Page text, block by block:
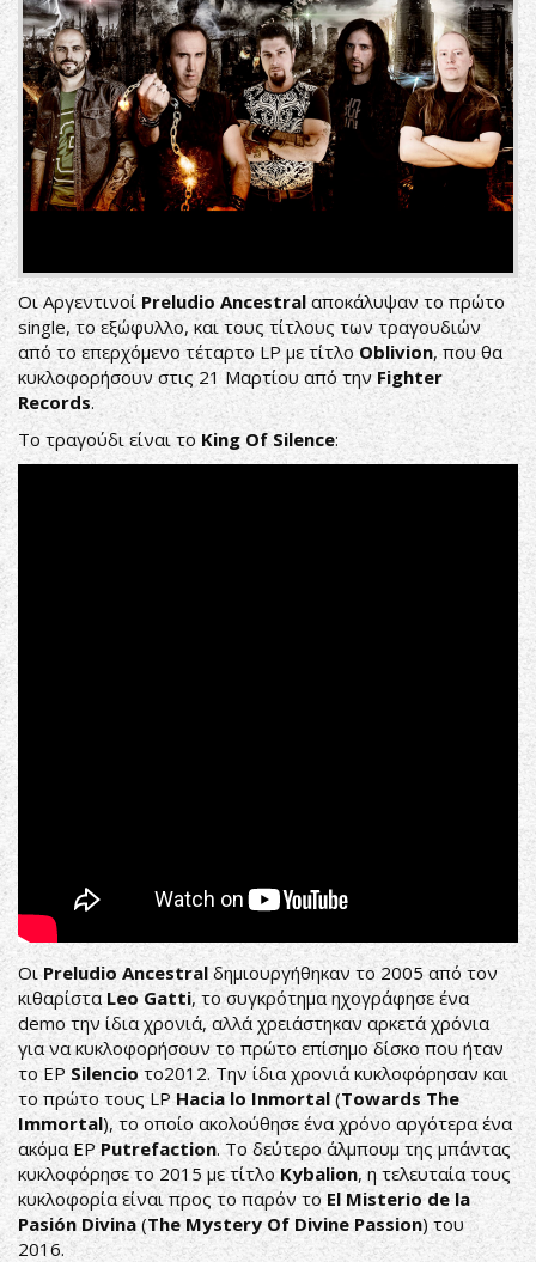
Οι ΑργεντινοίPreludio Ancestralαποκάλυψαν το πρώτο
single, το εξώφυλλο, και τους τίτλους των τραγουδιών
από το επερχόμενο τέταρτο LP με τίτλο Oblivion, που θα
κυκλοφορήσουν στις 21 Μαρτίου από τηνFighter
Records.
Το τραγούδι είναι το King Of Silence:
ΟιPreludio Ancestralδημιουργήθηκαν το 2005 από τον
κιθαρίστα Leo Gatti, το συγκρότημα ηχογράφησε ένα
demo την ίδια χρονιά, αλλά χρειάστηκαν αρκετά χρόνια
για να κυκλοφορήσουν το πρώτο επίσημο δίσκο που ήταν
το EP Silencioτο2012. Την ίδια χρονιά κυκλοφόρησαν και
το πρώτο τους LPHacia lo Inmortal (Towards The
Immortal), το οποίο ακολούθησε ένα χρόνο αργότερα ένα
ακόμα EPPutrefaction. Το δεύτερο άλμπουμ της μπάντας
κυκλοφόρησε το 2015 με τίτλο Kybalion, η τελευταία τους
κυκλοφορία είναι προς το παρόν το El Misteriodela
Pasión Divina (The MysteryOf Divine Passion) του
2016.